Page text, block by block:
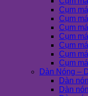
Cụm
Cụm
Cụm
Cụm
Cụm
Cụm
Cụm
Dàn Nóng –
Dàn
Dàn